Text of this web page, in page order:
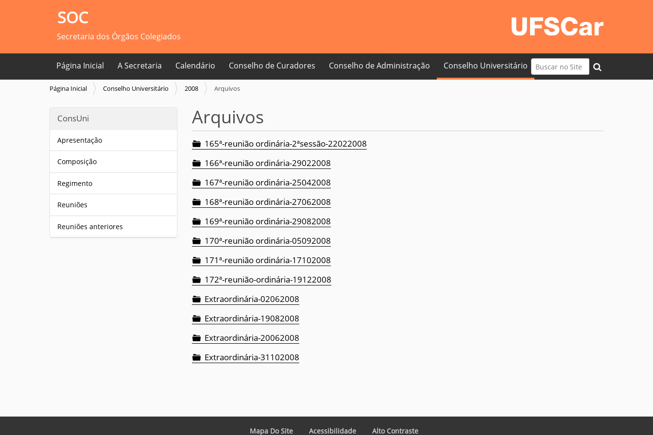
SOC
Secretaria dos Órgãos Colegiados
Busca
Busca Avançada…
Página Inicial A Secretaria Calendário Conselho de Curadores Conselho de Administração Conselho Universitário
V
e
t
Página Inicial Conselho Universitário 2008 Arquivos
ConsUni
Apresentação
Composição
Regimento
Reuniões
Reuniões anteriores
Arquivos
165ª-reunião ordinária-2ªsessão-22022008
166ª-reunião ordinária-29022008
167ª-reunião ordinária-25042008
168ª-reunião ordinária-27062008
169ª-reunião ordinária-29082008
170ª-reunião ordinária-05092008
171ª-reunião ordinária-17102008
172ª-reunião-ordinária-19122008
Extraordinária-02062008
Extraordinária-19082008
Extraordinária-20062008
Extraordinária-31102008
Mapa Do Site Acessibilidade Alto Contraste